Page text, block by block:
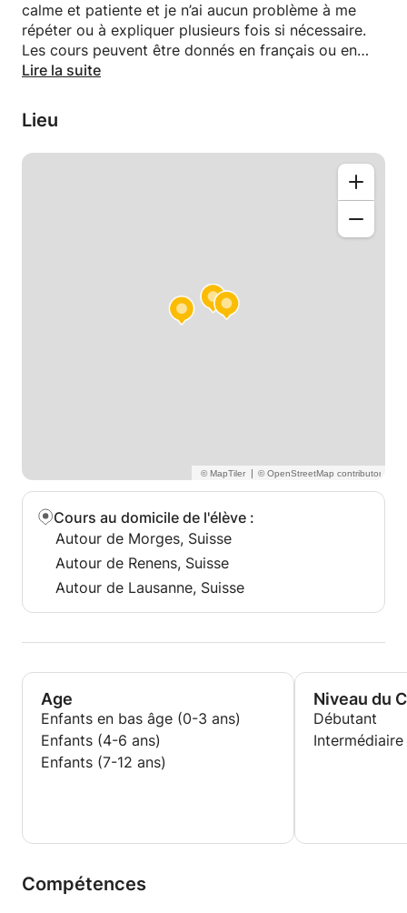
calme et patiente et je n’ai aucun problème à me
répéter ou à expliquer plusieurs fois si nécessaire.
Les cours peuvent être donnés en français ou en
anglais. Je me réjouis de faire votre connaissance!
Lire la suite
Lieu
|
Cours au domicile de l'élève :
Autour de Morges, Suisse
Autour de Renens, Suisse
Autour de Lausanne, Suisse
Age
Enfants en bas âge (0-3 ans)
Enfants (4-6 ans)
Enfants (7-12 ans)
Niveau du
Débutant
Intermédiaire
Compétences